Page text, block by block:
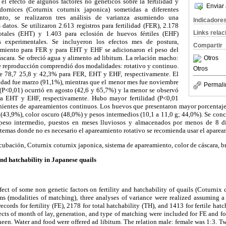
Enviar
Links
Compartir
Otros
Otros
(Coturnix coturnix japonica) sometidas a diferentes
se realizaron tres análisis de varianza asumiendo una
Se utilizaron 2.613 registros para fertilidad (FER), 2.178
(EHT) y 1.403 para eclosión de huevos fértiles (EHF)
experimentales. Se incluyeron los efectos mes de postura,
para FER y para EHT y EHF se adicionaron el peso del
Se ofreció agua y alimento ad libitum. La relación macho:
reproducción comprendió dos modalidades: rotativo y continuo.
78,7 25,8 y 42,3% para FER, EHT y EHF, respectivamente. El
fue marzo (91,1%), mientras que el menor mes fue noviembre
ocurrió en agosto (42,6 y 65,7%) y la menor se observó
EHT y EHF, respectivamente. Hubo mayor fertilidad (P<0,01
de apareamientos continuos. Los huevos que presentaron mayor
color oscuro (48,0%) y pesos intermedios (10,1 a 11,0 g; 44,0%). Se
intermedio, puestos en meses lluviosos y almacenados por menos de 8
donde no es necesario el apareamiento rotativo se recomienda usar el
Coturnix coturnix japonica, sistema de apareamiento, color de cáscara,
hatchability in Japanese quails
of some non genetic factors on fertility and hatchability of quails (Coturnix
(modalities of matching), three analyses of variance were realized
for fertility (FE), 2178 for total hatchability (TH), and 1413 for fertile
of month of lay, generation, and type of matching were included for FE and
Water and food were offered ad libitum. The relation male: female was 1:3.